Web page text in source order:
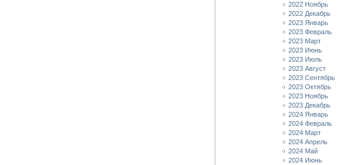
2022 Ноябрь
2022 Декабрь
2023 Январь
2023 Февраль
2023 Март
2023 Июнь
2023 Июль
2023 Август
2023 Сентябрь
2023 Октябрь
2023 Ноябрь
2023 Декабрь
2024 Январь
2024 Февраль
2024 Март
2024 Апрель
2024 Май
2024 Июнь